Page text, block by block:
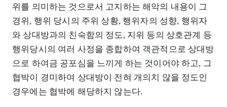
위를 의미하는 것으로서 고지하는 해악의 내용이 그
경위, 행위 당시의 주위 상황, 행위자의 성향, 행위자
와 상대방과의 친숙함의 정도, 지위 등의 상호관계 등
행위당시의 여러 사정을 종합하여 객관적으로 상대방
으로 하여금 공포심을 느끼게 하는 것이어야 하고, 그
협박이 경미하여 상대방이 전혀 개의치 않을 정도인
경우에는 협박에 해당하지 않는다.